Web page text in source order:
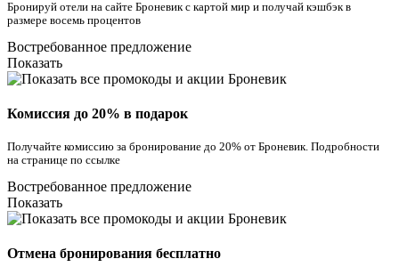
Бронируй отели на сайте Броневик с картой мир и получай кэшбэк в
размере восемь процентов
Востребованное предложение
Показать
Комиссия до 20% в подарок
Получайте комиссию за бронирование до 20% от Броневик. Подробности
на странице по ссылке
Востребованное предложение
Показать
Отмена бронирования бесплатно